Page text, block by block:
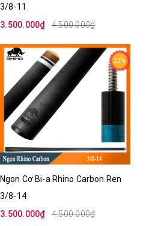
3/8-11
3.500.000₫
4.500.000₫
22%
Ngọn Cơ Bi-a Rhino Carbon Ren
3/8-14
3.500.000₫
4.500.000₫